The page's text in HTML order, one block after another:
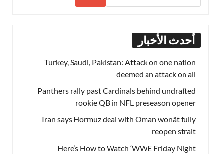
أحدث الأخبار
Turkey, Saudi, Pakistan: Attack on one nation
deemed an attack on all
Panthers rally past Cardinals behind undrafted
rookie QB in NFL preseason opener
Iran says Hormuz deal with Oman wonât fully
reopen strait
Here’s How to Watch ‘WWE Friday Night